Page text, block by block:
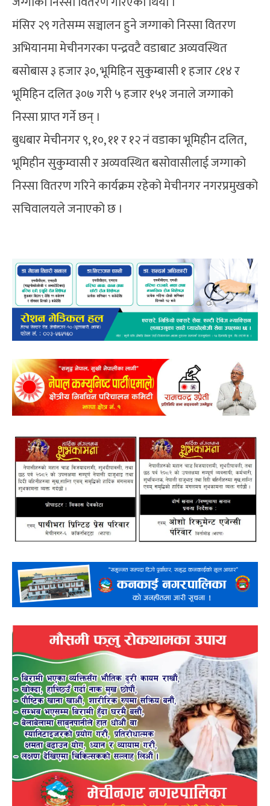
मंसिर २९ गतेसम्म सञ्चालन हुने जग्गाको निस्सा वितरण
अभियानमा मेचीनगरका पन्द्रवटै वडाबाट अव्यवस्थित
बसोबास ३ हजार ३०, भूमिहिन सुकुम्बासी १ हजार ८१४ र
भूमिहिन दलित ३०७ गरी ५ हजार १५१ जनाले जग्गाको
निस्सा प्राप्त गर्ने छन् ।
बुधबार मेचीनगर ९, १०, ११ र १२ नं वडाका भूमिहीन दलित,
भूमिहीन सुकुम्वासी र अव्यवस्थित बसोवासीलाई जग्गाको
निस्सा वितरण गरिने कार्यक्रम रहेको मेचीनगर नगरप्रमुखको
सचिवालयले जनाएको छ ।